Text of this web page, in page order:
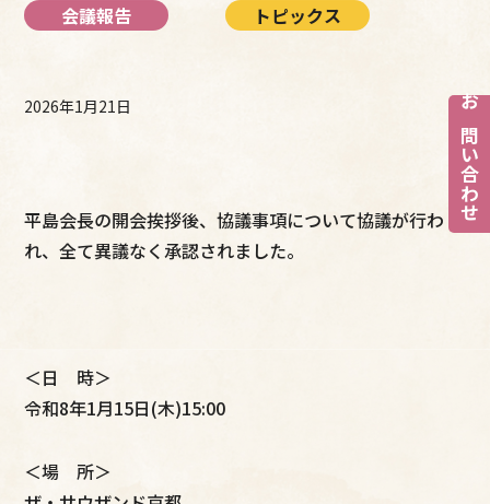
お問い合わせ
会議報告 トピックス
2026年1月21日
平島会長の開会挨拶後、協議事項について協議が行わ
れ、全て異議なく承認されました。
＜日 時＞
令和8年1月15日(木)15:00
＜場 所＞